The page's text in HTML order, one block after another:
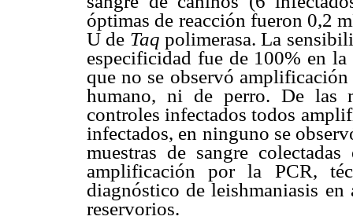
óptimas de reacción fueron 0,2
U de Taq polimerasa. La
especificidad fue de 100% en
que no se observó
humano, ni de perro. De las
controles infectados todos
infectados, en ninguno se
muestras de sangre
amplificación por la PCR,
diagnóstico de leishmaniasis
reservorios.